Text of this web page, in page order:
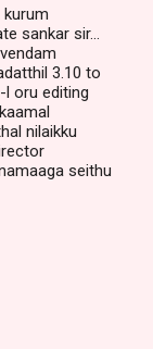
sankar sir...
3.10 to
l oru editing
nilaikku
seithu